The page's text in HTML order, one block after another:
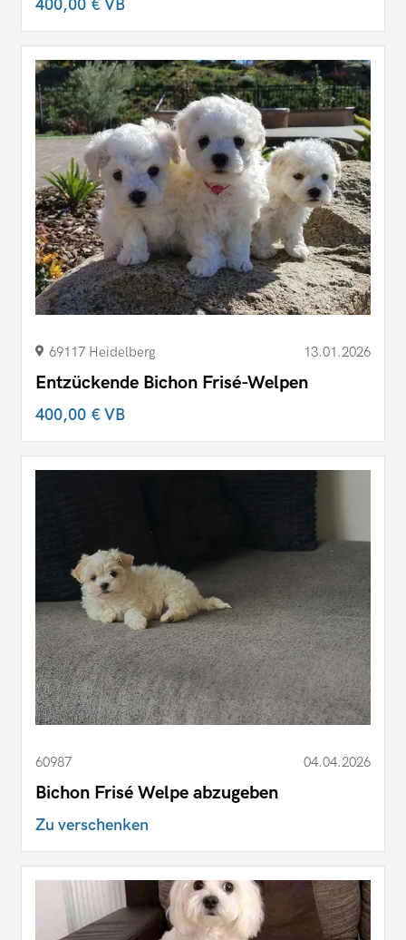
400,00 €VB
69117 Heidelberg 13.01.2026
Entzückende Bichon Frisé-Welpen
400,00 €VB
60987 04.04.2026
Bichon Frisé Welpe abzugeben
Zu verschenken